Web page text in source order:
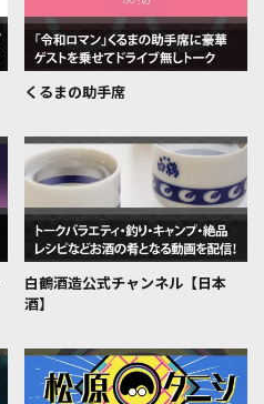
くるまの助手席
白鶴酒造公式チャンネル【日本
酒】